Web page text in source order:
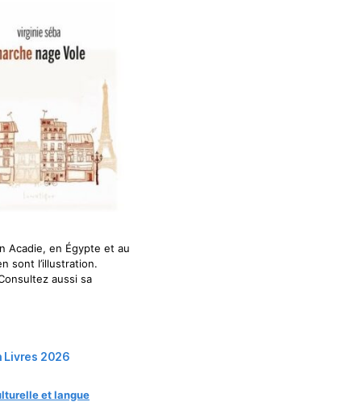
Acadie, en Égypte et au
sont l’illustration.
aussi sa
Livres 2026
et langue